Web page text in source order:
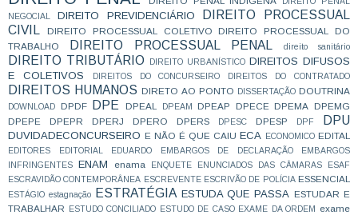
NEGOCIAL
DIREITO PREVIDENCIÁRIO
DIREITO PROCESSUAL
CIVIL
DIREITO PROCESSUAL COLETIVO
DIREITO PROCESSUAL DO
TRABALHO
DIREITO PROCESSUAL PENAL direito sanitário
DIREITO TRIBUTÁRIO DIREITO URBANÍSTICO DIREITOS DIFUSOS
E COLETIVOS
DIREITOS DO CONCURSEIRO DIREITOS DO CONTRATADO
DIREITOS HUMANOS DIRETO AO PONTO DISSERTAÇÃO DOUTRINA
DOWNLOAD DPDF DPE DPEAL DPEAM DPEAP DPECE DPEMA DPEMG
DPEPE
DPEPR DPERJ DPERO DPERS DPESC DPESP DPF DPU
DUVIDADECONCURSEIRO E NÃO É QUE CAIU ECA ECONOMICO EDITAL
EDITORES EDITORIAL EDUARDO EMBARGOS DE DECLARAÇÃO
EMBARGOS
INFRINGENTES
ENAM enama ENQUETE ENUNCIADOS DAS CÂMARAS
ESAF
ESCRAVIDÃO CONTEMPORÂNEA ESCREVENTE ESCRIVÃO DE POLÍCIA ESSENCIAL
ESTÁGIO estagnação ESTRATÉGIA ESTUDA QUE PASSA ESTUDAR E
TRABALHAR
ESTUDO CONCILIADO ESTUDO DE CASO EXAME DA ORDEM
exame